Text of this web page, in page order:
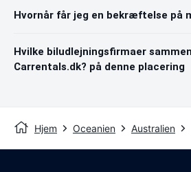
Hvornår får jeg en bekræftelse på
Hvilke biludlejningsfirmaer
Carrentals.dk? på denne placering
Hjem Oceanien Australien